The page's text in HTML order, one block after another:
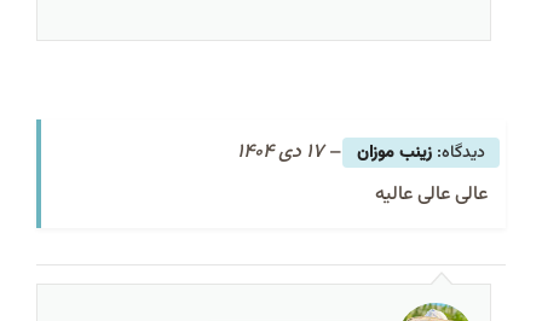
زینب موزان – 17 دی 1404
عالی عالی عالیه